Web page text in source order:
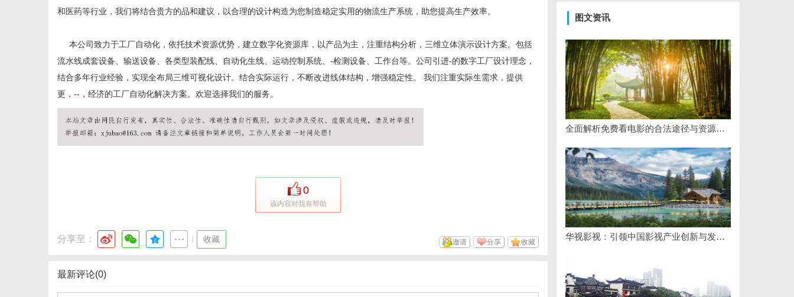
和医药等行业，我们将结合贵方的品和建议，以合理的设计构造为您制造稳定实用的物流生产系统，助您提高生产效率。
本公司致力于工厂自动化，依托技术资源优势，建立数字化资源库，以产品为主，注重结构分析，三维立体演示设计方案。 包括
流水线成套设备、输送设备、各类型装配线、自动化生线、运动控制系统、 -检测设备、工作台等。 公司引进-的数字工厂设计理念，
结合多年行业经验，实现全布局三维可视化设计。结合实际运行，不断改进线体结构，增强稳定性。
我们注重实际生需求，提供
更， -- ，经济的工厂自动化解决方案。欢迎选择我们的服务。
0
该内容对我有帮助
分享至： 收藏 收藏
分享
邀请
最新评论(0)
图文资讯
全面解析免费看电影的合法途径与资源推荐
华视影视：引领中国影视产业创新与发展的标杆企业